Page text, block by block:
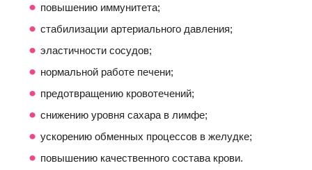
повышению иммунитета;
стабилизации артериального давления;
эластичности сосудов;
нормальной работе печени;
предотвращению кровотечений;
снижению уровня сахара в лимфе;
ускорению обменных процессов в желудке;
повышению качественного состава крови.